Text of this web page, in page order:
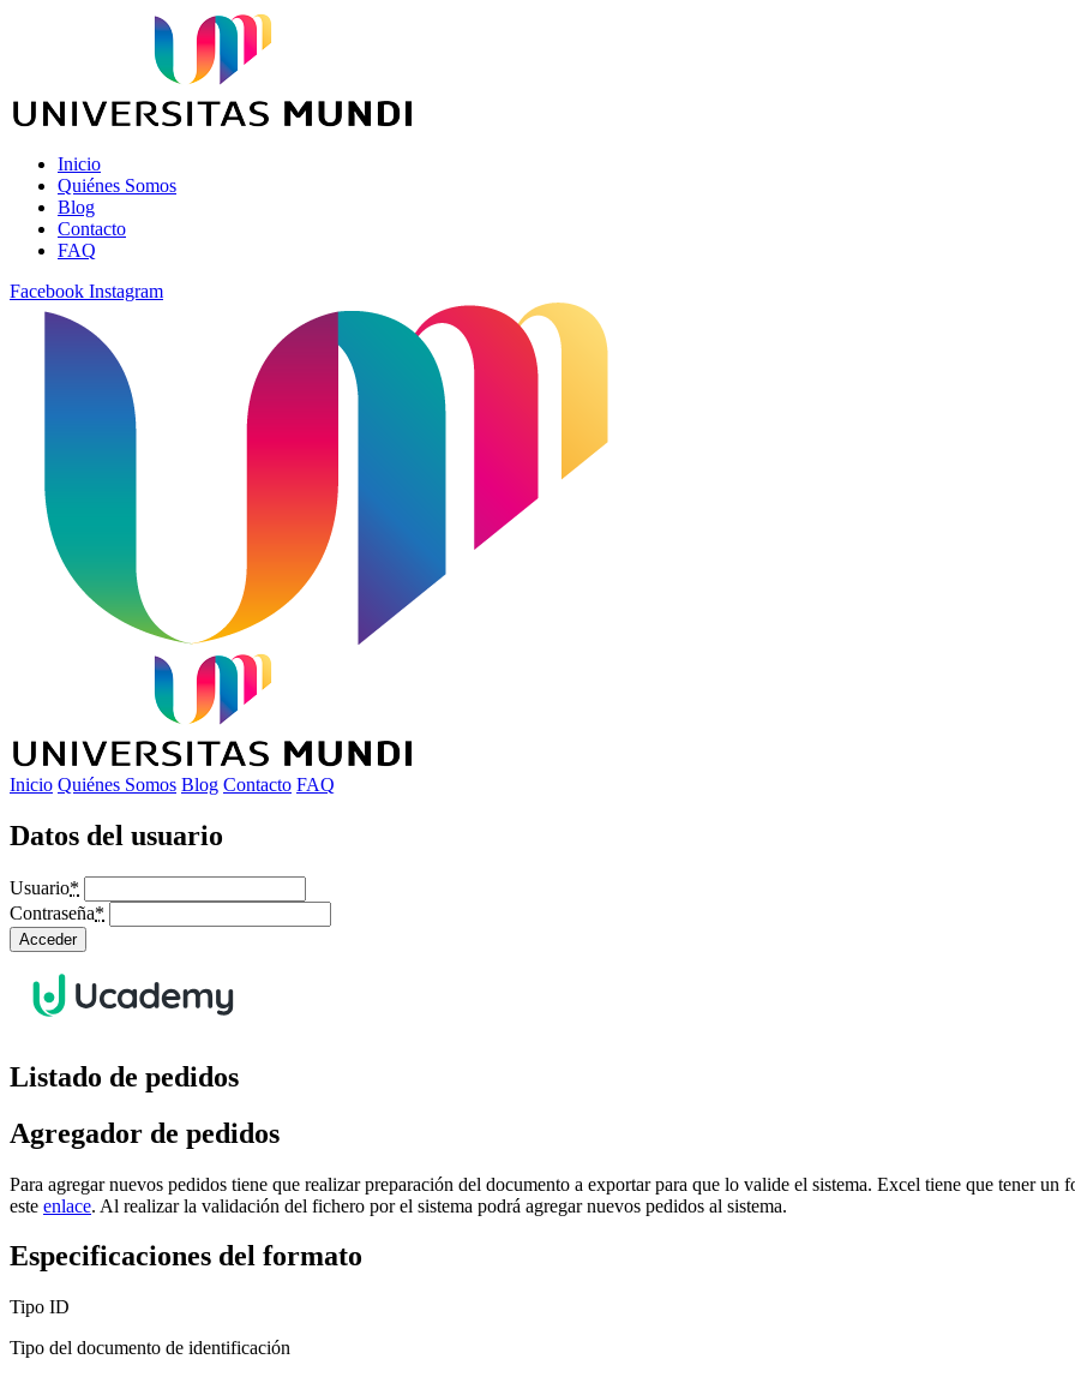
Inicio
Quiénes Somos
Blog
Contacto
FAQ
Facebook Instagram
Inicio Quiénes Somos Blog Contacto FAQ
Datos del usuario
Usuario*
Contraseña*
Acceder
Listado de pedidos
Agregador de pedidos
Para agregar nuevos pedidos tiene que realizar preparación del documento a exportar para que lo valide el sistema. Excel tiene que tener un
este enlace. Al realizar la validación del fichero por el sistema podrá agregar nuevos pedidos al sistema.
Especificaciones del formato
Tipo ID
Tipo del documento de identificación